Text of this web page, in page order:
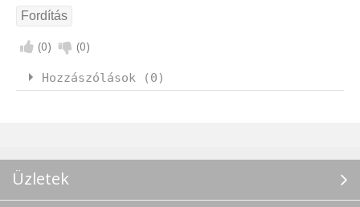
(0) (0)
Hozzászólások (0)
Üzletek